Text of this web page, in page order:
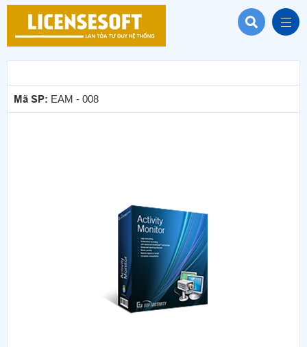
Mã SP: EAM - 008